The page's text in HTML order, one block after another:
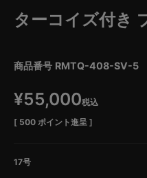
ターコイズ付き
商品番号 RMTQ-408-SV-5
¥55,000税込
[ 500 ポイント進呈 ]
17号